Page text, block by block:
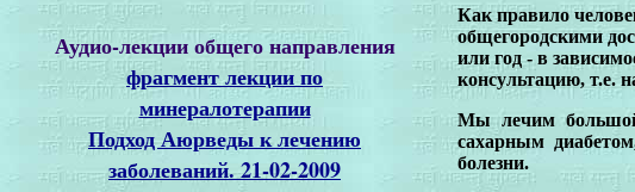
Аудио-лекции общего направления
фрагмент лекции по
минералотерапии
Подход Аюрведы к лечению
заболеваний. 21-02-2009
Как правило
общегородскими
или год - в
консультацию, т.е.
Мы лечим большой
сахарным
болезни.